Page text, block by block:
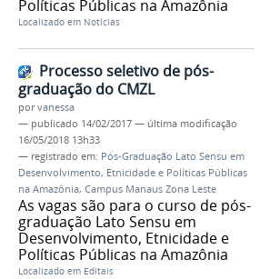
Políticas Públicas na Amazônia
Localizado em Notícias
Processo seletivo de pós-
graduação do CMZL
porvanessa
— publicado 14/02/2017 — última modificação
16/05/2018 13h33
— registrado em: Pós-Graduação Lato Sensu em
Desenvolvimento, Etnicidade e Políticas Públicas
na Amazônia, Campus Manaus Zona Leste
As vagas são para o curso de pós-
graduação Lato Sensu em
Desenvolvimento, Etnicidade e
Políticas Públicas na Amazônia
Localizado em Editais